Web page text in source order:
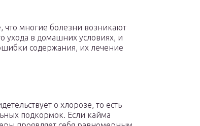
что многие болезни возникают
ухода в домашних условиях, и
содержания, их лечение
о хлорозе, то есть
подкормок. Если кайма